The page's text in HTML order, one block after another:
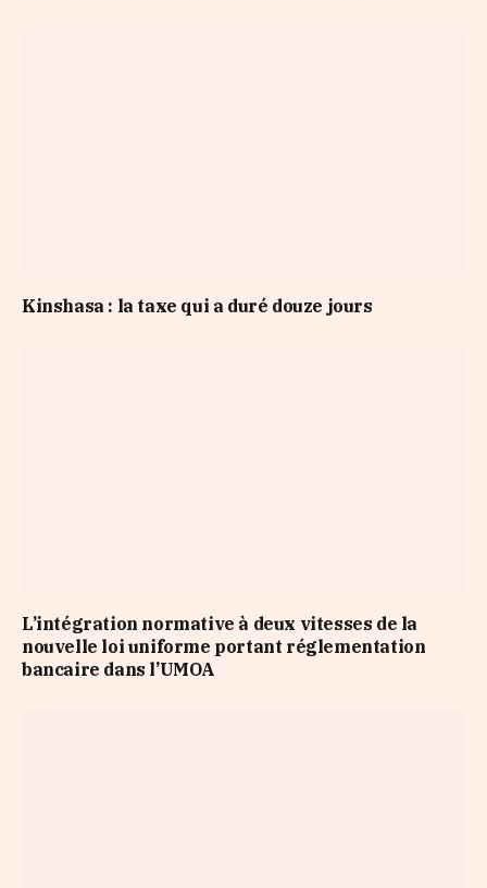
Kinshasa : la taxe qui a duré douze jours
L’intégration normative à deux vitesses de la
nouvelle loi uniforme portant réglementation
bancaire dans l’UMOA